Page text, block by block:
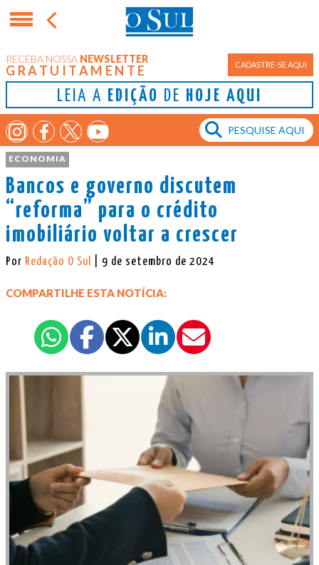
RECEBA NOSSA NEWSLETTER
GRATUITAMENTE CADASTRE-SE AQUI
LEIA A EDIÇÃO DE HOJE AQUI
ECONOMIA
Bancos e governo discutem
“reforma” para o crédito
imobiliário voltar a crescer
Por Redação O Sul | 9 de setembro de 2024
COMPARTILHE ESTA NOTÍCIA: